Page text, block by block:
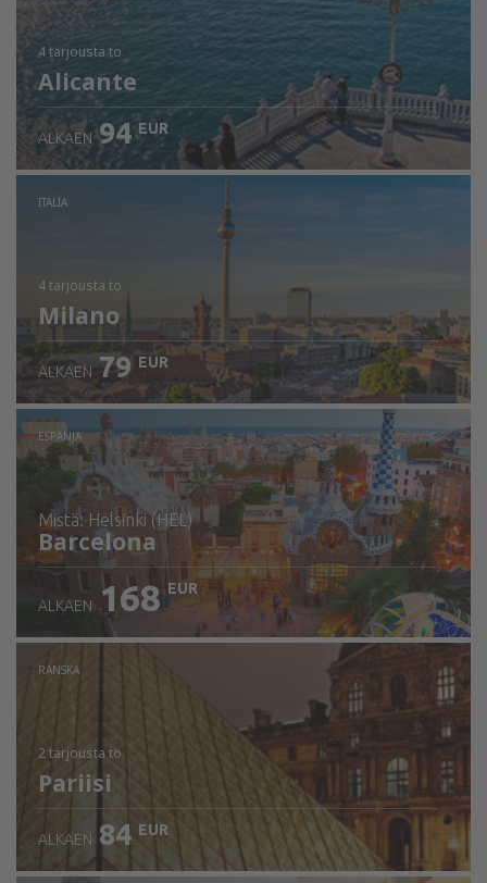
4 tarjousta to
Alicante
ALKAEN 94 EUR
ITALIA
4 tarjousta to
Milano
ALKAEN 79 EUR
ESPANJA
mistä: Helsinki (HEL)
Barcelona
Tarkista tiedot
ALKAEN 168 EUR
RANSKA
2 tarjousta to
Pariisi
ALKAEN 84 EUR